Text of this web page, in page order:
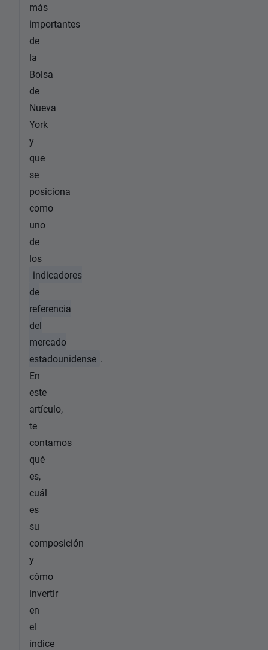
más
importantes
de
la
Bolsa
de
Nueva
York
y
que
se
posiciona
como
uno
de
los
indicadores
de
referencia
del
mercado
estadounidense .
En
este
artículo,
te
contamos
qué
es,
cuál
es
su
composición
y
cómo
invertir
en
el
índice